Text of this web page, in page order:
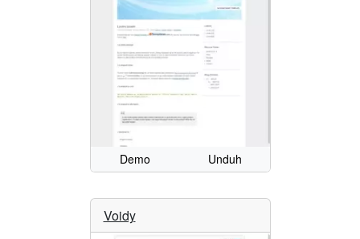
Demo Unduh
Voidy